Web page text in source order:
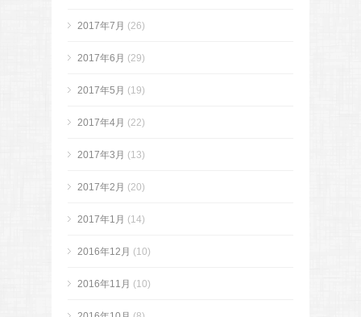
2017年7月 (26)
2017年6月 (29)
2017年5月 (19)
2017年4月 (22)
2017年3月 (13)
2017年2月 (20)
2017年1月 (14)
2016年12月 (10)
2016年11月 (10)